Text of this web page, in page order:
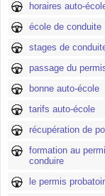
horaires auto-
école de conduite
stages de
passage du
bonne auto-école
tarifs auto-école
récupération de
formation au
conduire
le permis